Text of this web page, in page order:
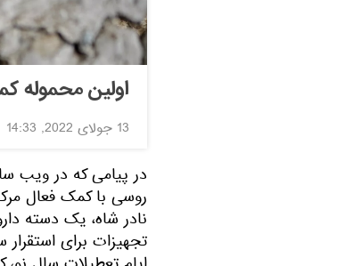
اولین محموله
13 جولای 2022, 14:33
در پیامی که در ویب
روسی با کمک فعال
نادر شاه، یک دسته
تجهیزات برای